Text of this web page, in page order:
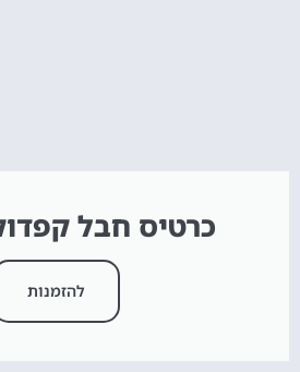
כרטיס חבל
להזמנות